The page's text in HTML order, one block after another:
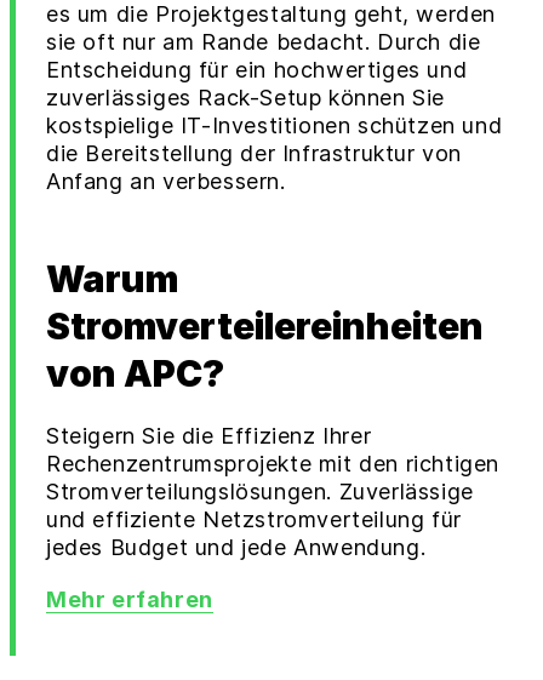
es um die Projektgestaltung geht, werden
sie oft nur am Rande bedacht. Durch die
Entscheidung für ein hochwertiges und
zuverlässiges Rack-Setup können Sie
kostspielige IT-Investitionen schützen und
die Bereitstellung der Infrastruktur von
Anfang an verbessern.
Warum
Stromverteilereinheiten
von APC?
Steigern Sie die Effizienz Ihrer
Rechenzentrumsprojekte mit den richtigen
Stromverteilungslösungen. Zuverlässige
und effiziente Netzstromverteilung für
jedes Budget und jede Anwendung.
Mehr erfahren